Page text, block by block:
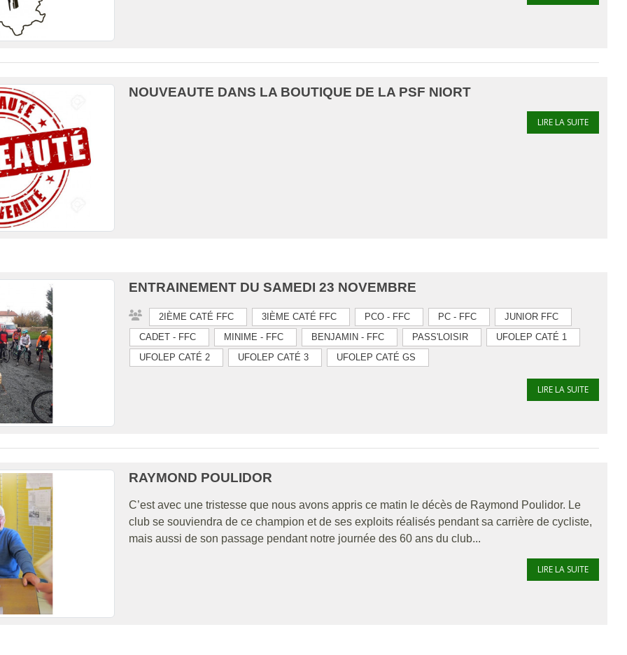
NOUVEAUTE DANS LA BOUTIQUE DE LA PSF NIORT
LIRE LA SUITE
ENTRAINEMENT DU SAMEDI 23 NOVEMBRE
2IÈME CATÉ FFC 3IÈME CATÉ FFC PCO - FFC PC - FFC
JUNIOR FFC
CADET - FFC
MINIME - FFC BENJAMIN - FFC PASS'LOISIR
UFOLEP CATÉ 1
UFOLEP CATÉ 2
UFOLEP CATÉ 3 UFOLEP CATÉ GS
LIRE LA SUITE
RAYMOND POULIDOR
C’est avec une tristesse que nous avons appris ce matin le décès de Raymond Poulidor. Le
club se souviendra de ce champion et de ses exploits réalisés pendant sa carrière de cycliste,
mais aussi de son passage pendant notre journée des 60 ans du club...
LIRE LA SUITE